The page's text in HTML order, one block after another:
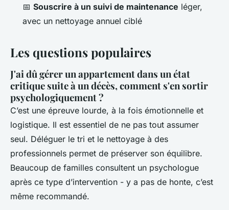
📅 Souscrire à un suivi de maintenance léger,
avec un nettoyage annuel ciblé
Les questions populaires
J'ai dû gérer un appartement dans un état
critique suite à un décès, comment s'en sortir
psychologiquement ?
C’est une épreuve lourde, à la fois émotionnelle et
logistique. Il est essentiel de ne pas tout assumer
seul. Déléguer le tri et le nettoyage à des
professionnels permet de préserver son équilibre.
Beaucoup de familles consultent un psychologue
après ce type d’intervention - y a pas de honte, c’est
même recommandé.